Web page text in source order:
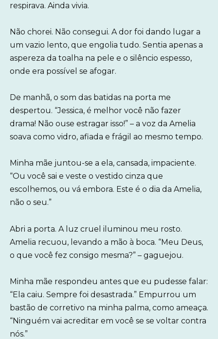
respirava. Ainda vivia.
Não chorei. Não consegui. A dor foi dando lugar a
um vazio lento, que engolia tudo. Sentia apenas a
aspereza da toalha na pele e o silêncio espesso,
onde era possível se afogar.
De manhã, o som das batidas na porta me
despertou. “Jessica, é melhor você não fazer
drama! Não ouse estragar isso!” – a voz da Amelia
soava como vidro, afiada e frágil ao mesmo tempo.
Minha mãe juntou-se a ela, cansada, impaciente.
“Ou você sai e veste o vestido cinza que
escolhemos, ou vá embora. Este é o dia da Amelia,
não o seu.”
Abri a porta. A luz cruel iluminou meu rosto.
Amelia recuou, levando a mão à boca. “Meu Deus,
o que você fez consigo mesma?” – gaguejou.
Minha mãe respondeu antes que eu pudesse falar:
“Ela caiu. Sempre foi desastrada.” Empurrou um
bastão de corretivo na minha palma, como ameaça.
“Ninguém vai acreditar em você se se voltar contra
nós.”